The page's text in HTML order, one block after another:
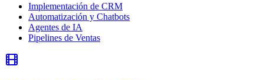
Implementación de CRM
Automatización y Chatbots
Agentes de IA
Pipelines de Ventas